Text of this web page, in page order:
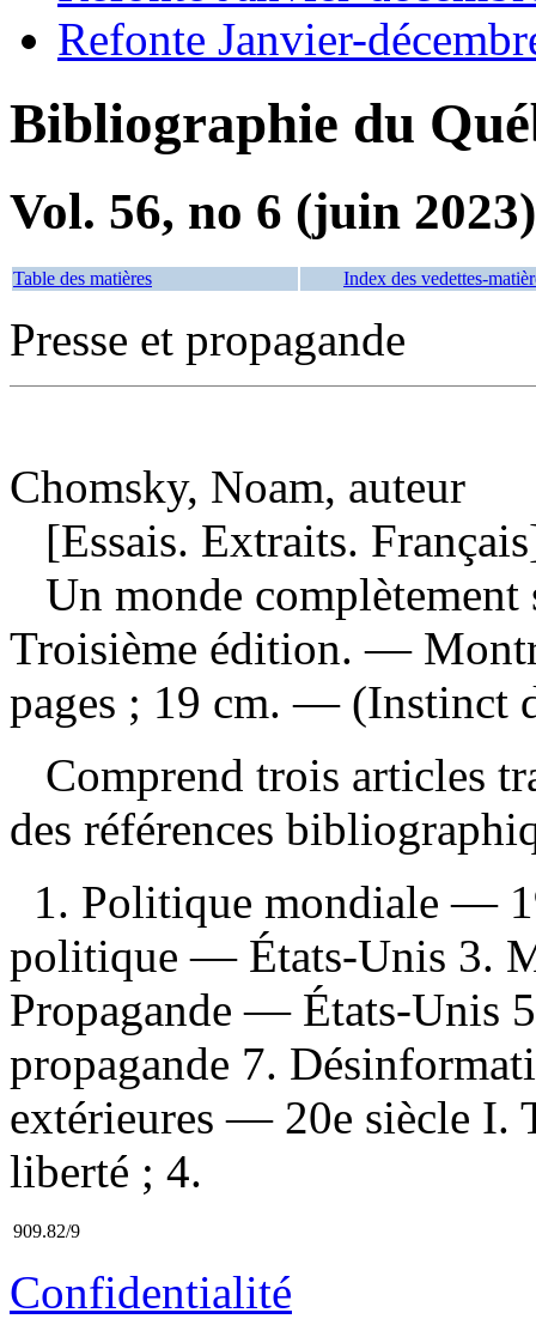
Refonte Janvier-
Bibliographie du
Vol. 56, no 6 (juin 2023)
Table des matières Index des vedettes-
Presse et propagande
Chomsky, Noam, auteur
[Essais. Extraits.
Un monde
Troisième édition. —
pages ; 19 cm. — (Instinct
Comprend trois articles
des références
1. Politique mondiale —
politique — États-Unis 3.
Propagande — États-Unis
propagande 7.
extérieures — 20e siècle
liberté ; 4.
909.82/9
Confidentialité